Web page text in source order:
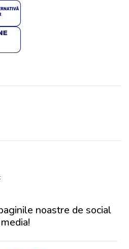
noastre de social
media!